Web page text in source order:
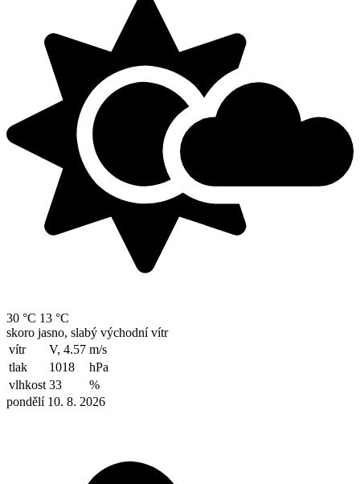
30 °C 13 °C
skoro jasno, slabý východní vítr
vítr
V, 4.57 m/s
tlak
1018
hPa
vlhkost 33
%
pondělí 10. 8. 2026